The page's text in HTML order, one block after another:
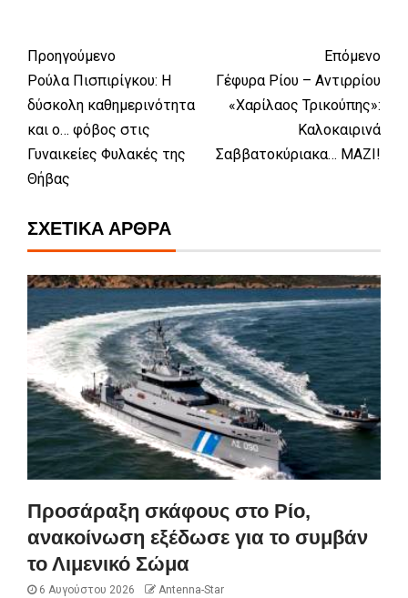
Προηγούμενο
Ρούλα Πισπιρίγκου: Η
δύσκολη καθημερινότητα
και ο… φόβος στις
Γυναικείες Φυλακές της
Θήβας
Επόμενο
Γέφυρα Ρίου – Αντιρρίου
«Χαρίλαος Τρικούπης»:
Καλοκαιρινά
Σαββατοκύριακα… ΜΑΖΙ!
ΣΧΕΤΙΚΆ ΆΡΘΡΑ
Προσάραξη σκάφους στο Ρίο,
ανακοίνωση εξέδωσε για το συμβάν
το Λιμενικό Σώμα
6 Αυγούστου 2026 Antenna-Star